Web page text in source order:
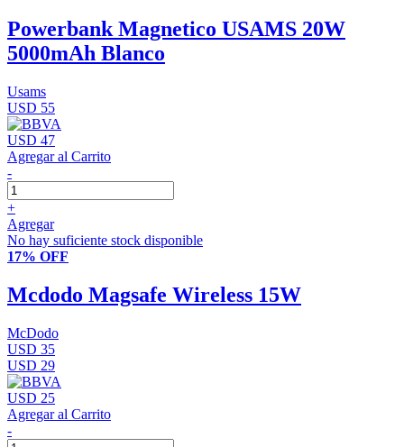
Powerbank Magnetico USAMS 20W
5000mAh Blanco
Usams
USD 55
USD 47
Agregar al Carrito
-
+
Agregar
No hay suficiente stock disponible
17% OFF
Mcdodo Magsafe Wireless 15W
McDodo
USD 35
USD 29
USD 25
Agregar al Carrito
-